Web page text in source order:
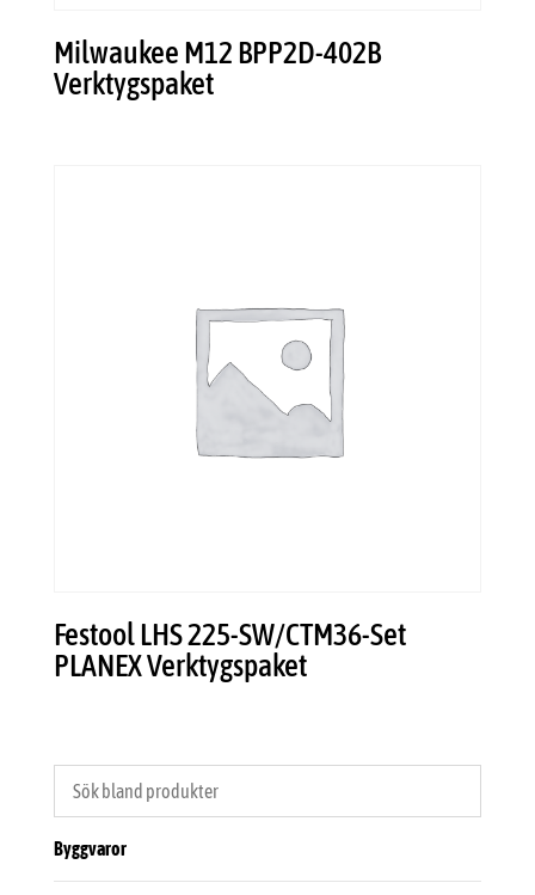
Milwaukee M12 BPP2D-402B
Verktygspaket
Festool LHS 225-SW/CTM36-Set
PLANEX Verktygspaket
Byggvaror